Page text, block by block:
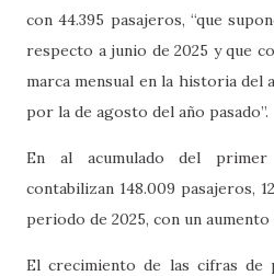
con 44.395 pasajeros, “que
respecto a junio de 2025 y que
marca mensual en la historia del
por la de agosto del año pasado”.
En al acumulado del
contabilizan 148.009 pasajeros,
periodo de 2025, con un aumento
El crecimiento de las cifras de